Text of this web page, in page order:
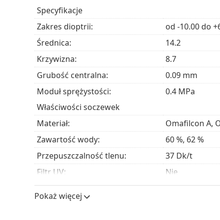
Proclear 1 Day Multifocal są
Osób cierpiących na z
Tych, którzy preferują wygodę
Osób cierpiących na suchość oczu związaną z
Osób, które cierpią na alergię na silikon.
Często zadawane pytania
Jak długo można nosić soczewki Proclear 1
Czy można spać w soczewkach Proclear 1
Inne jednodniowe soczewki
Specyfikacje
Zakres dioptrii:
od -10.00 do
Średnica:
14.2
Krzywizna:
8.7
Grubość centralna:
0.09 mm
Moduł sprężystości:
0.4 MPa
Właściwości soczewek
Materiał:
Omafilcon A,
Zawartość wody:
60 %, 62 %
Przepuszczalność tlenu:
37 Dk/t
Filtr UV:
Nie
Silikonowo-hydrożelowe:
Nie
Pokaż więcej